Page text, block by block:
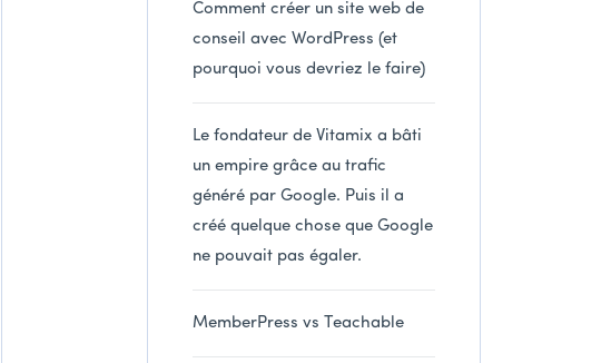
Comment créer un site web de
conseil avec WordPress (et
pourquoi vous devriez le faire)
Le fondateur de Vitamix a bâti
un empire grâce au trafic
généré par Google. Puis il a
créé quelque chose que Google
ne pouvait pas égaler.
MemberPress vs Teachable